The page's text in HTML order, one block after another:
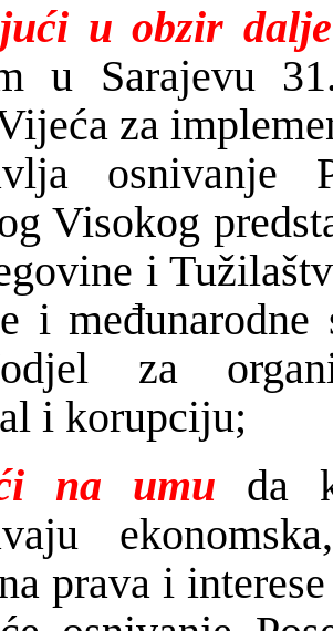
u obzir dalje
u Sarajevu
za
osnivanje
Visokog
i
i
odjel za
i korupciju;
na umu da
prava i